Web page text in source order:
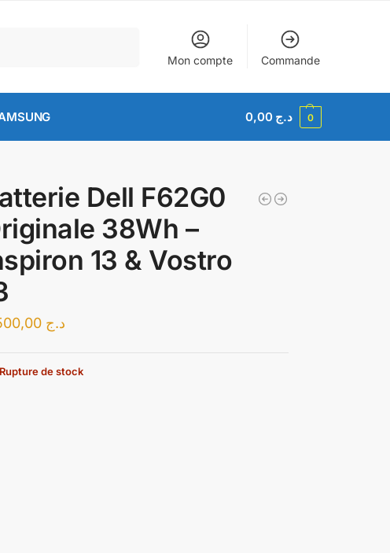
Mon compte Commande
د.ج 0,00 0
Dell F62G0
38Wh –
13 & Vostro
د.ج
Rupture de stock